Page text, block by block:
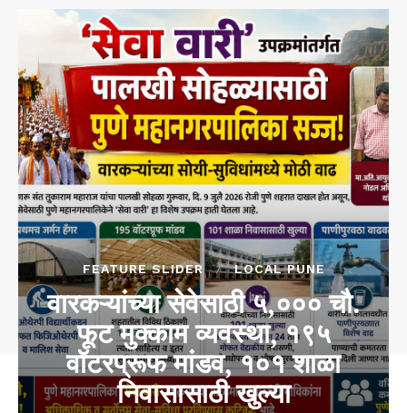
FEATURE SLIDER LOCAL PUNE
वारकऱ्यांच्या सेवेसाठी ५,००० चौ.
फूट मुक्काम व्यवस्था, १९५
वॉटरप्रूफ मांडव, १०१ शाळा
निवासासाठी खुल्या